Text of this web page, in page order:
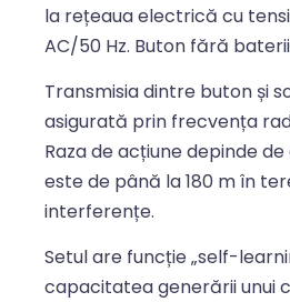
la rețeaua electrică cu
AC/50 Hz. Buton fără
Transmisia dintre buton și
asigurată prin frecvența
Raza de acțiune depinde
este de până la 180 m în
interferențe.
Setul are funcție „self-
capacitatea generării unui